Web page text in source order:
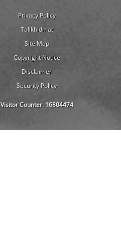
Privacy Policy
Talikhidmat
Site Map
Copyright Notice
Disclaimer
Security Policy
Visitor Counter:16804474